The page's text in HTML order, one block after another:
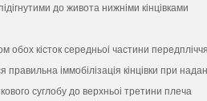
до живота нижнiми кiнцiвками
обох кiсток середньоi частини
правильна iммобiлiзацiя кiнцiвки при
суглобу до верхньоi третини плеча